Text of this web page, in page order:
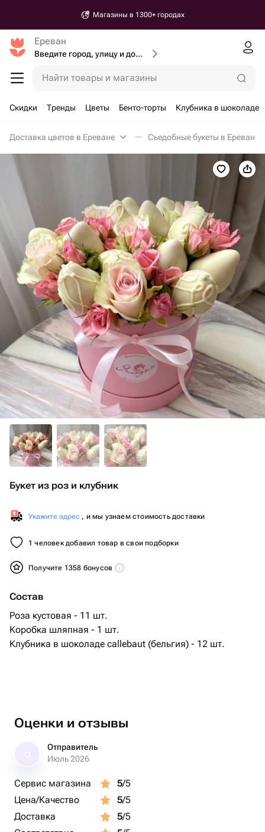
Магазины в 1300+ городах
Ереван
Введите город, улицу и дом доставки
Найти товары и магазины
Скидки Тренды Цветы Бенто-торты Клубника в шоколаде
Доставка цветов в Ереване Съедобные букеты в Ереване
Букет из роз и клубник
Укажите адрес , и мы узнаем стоимость доставки
1 человек добавил товар в свои подборки
Получите 1358 бонусов
Состав
Роза кустовая - 11 шт.
Коробка шляпная - 1 шт.
Клубника в шоколаде callebaut (бельгия) - 12 шт.
Оценки и отзывы
Отправитель
Июль 2026
Сервис магазина 5/5
Цена/Качество
5/5
Доставка
5/5